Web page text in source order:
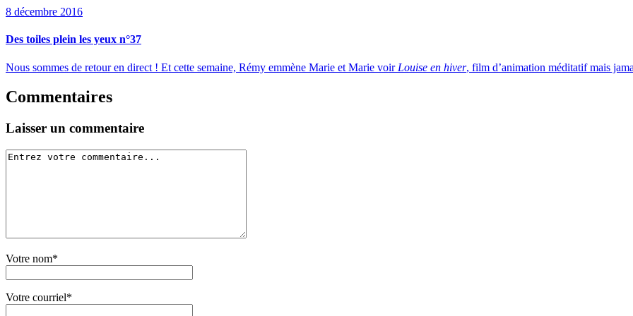
8 décembre 2016
Des toiles plein les yeux n°37
Nous sommes de retour en direct ! Et cette semaine, Rémy emmène Marie et Marie voir Louise en hiver, film d’animation méditatif mais
Commentaires
Laisser un commentaire
Votre nom*
Votre courriel*